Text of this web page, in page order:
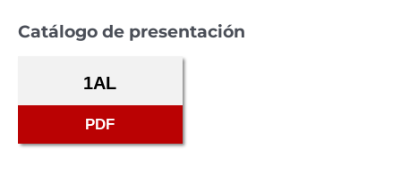
Catálogo de presentación
1AL
PDF